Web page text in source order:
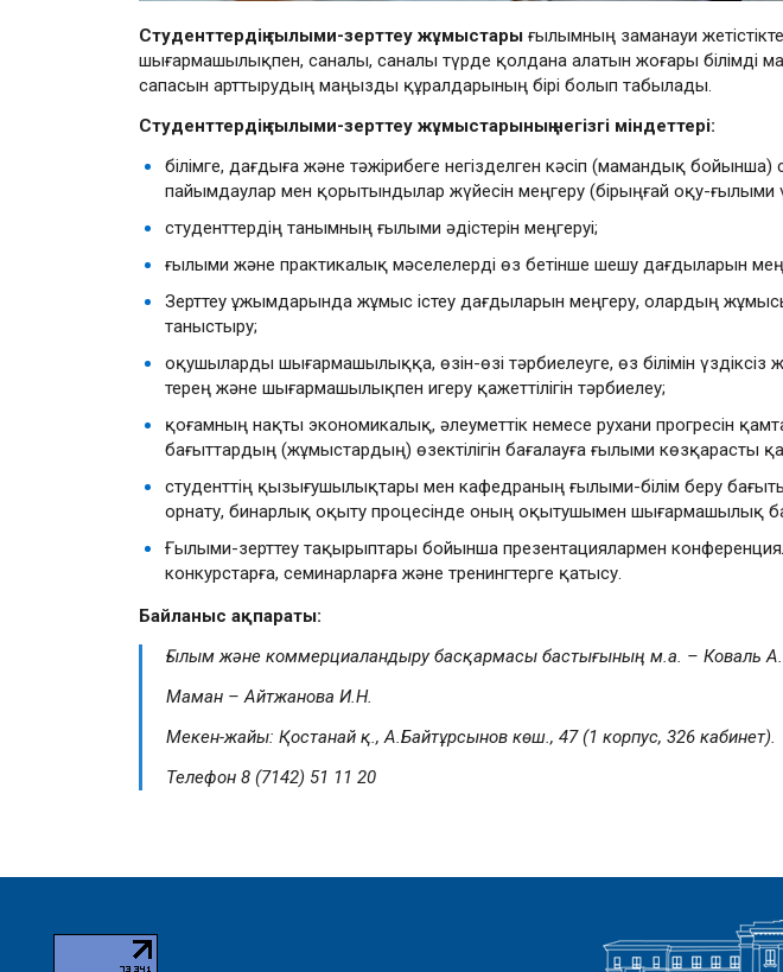
Студенттердің ғылыми-зерттеу жұмыстары ғылымның заманауи
шығармашылықпен, саналы, саналы түрде қолдана алатын жоғары білімді
сапасын арттырудың маңызды құралдарының бірі болып табылады.
Студенттердің ғылыми-зерттеу жұмыстарының негізгі міндеттері:
білімге, дағдыға және тәжірибеге негізделген кәсіп (мамандық
пайымдаулар мен қорытындылар жүйесін меңгеру (бірыңғай оқу-ғылыми
студенттердің танымның ғылыми әдістерін меңгеруі;
ғылыми және практикалық мәселелерді өз бетінше шешу дағдыларын
Зерттеу ұжымдарында жұмыс істеу дағдыларын меңгеру, олардың
таныстыру;
оқушыларды шығармашылыққа, өзін-өзі тәрбиелеуге, өз білімін үздіксіз
терең және шығармашылықпен игеру қажеттілігін тәрбиелеу;
қоғамның нақты экономикалық, әлеуметтік немесе рухани прогресін
бағыттардың (жұмыстардың) өзектілігін бағалауға ғылыми көзқарасты
студенттің қызығушылықтары мен кафедраның ғылыми-білім беру
орнату, бинарлық оқыту процесінде оның оқытушымен шығармашылық
Ғылыми-зерттеу тақырыптары бойынша презентациялармен
конкурстарға, семинарларға және тренингтерге қатысу.
Байланыс ақпараты:
Ғылым және коммерциаландыру басқармасы бастығының м.а. – Коваль
Маман – Айтжанова И.Н.
Мекен-жайы: Қостанай қ., А.Байтұрсынов көш., 47 (1 корпус, 326 кабинет).
Телефон 8 (7142) 51 11 20